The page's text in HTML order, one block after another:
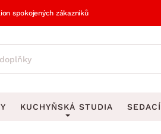
spokojených zákazníků
KUCHYŇSKÁ STUDIA